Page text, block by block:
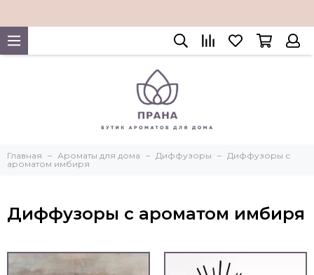
Главная Ароматы для дома Диффузоры
Диффузоры с
ароматом имбиря
Диффузоры с ароматом имбиря